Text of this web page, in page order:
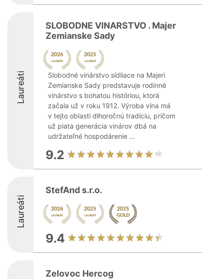
Laureáti
SLOBODNE VINARSTVO . Majer
Zemianske Sady
Slobodné vinárstvo sídliace na Majeri
Zemianske Sady predstavuje rodinné
vinárstvo s bohatou históriou, ktorá
začala už v roku 1912. Výroba vína má
v tejto oblasti dlhoročnú tradíciu, pričom
už piata generácia vinárov dbá na
udržateľné hospodárenie ...
9.2
Laureáti
StefAnd s.r.o.
9.4
Zelovoc Hercog